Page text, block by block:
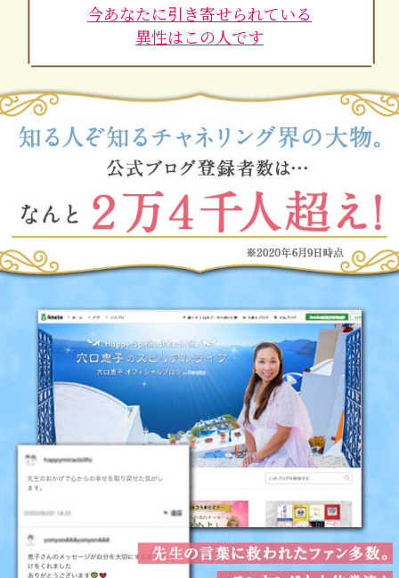
今あなたに引き寄せられている
異性はこの人です